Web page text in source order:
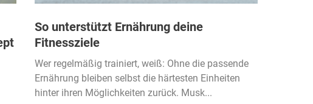
So unterstützt Ernährung deine
Fitnessziele
Wer regelmäßig trainiert, weiß: Ohne die passende
Ernährung bleiben selbst die härtesten Einheiten
hinter ihren Möglichkeiten zurück. Musk...